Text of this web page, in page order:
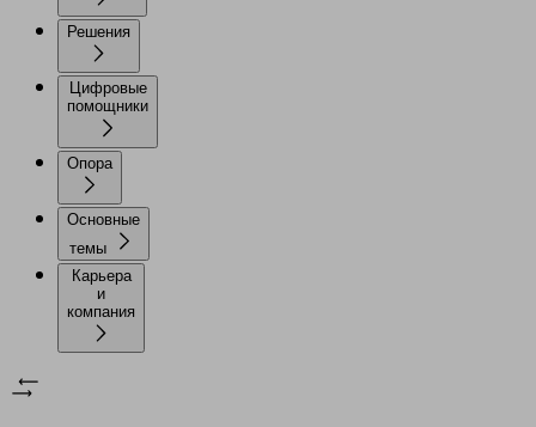
Решения
Цифровые
помощники
Опора
Основные
темы
Карьера
и
компания